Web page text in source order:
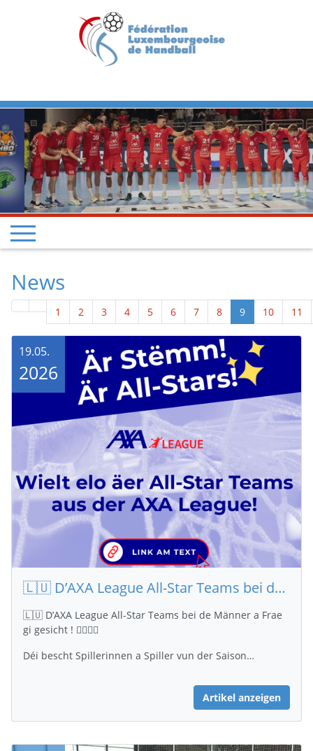
Previous Next
News
1 2 3 4 5 6 7 8 9 10 11
🇱🇺 D’AXA League All-Star Teams bei de Männer a Frae gi gesicht ! 🤾‍♂️🤾‍♀️
🇱🇺 D’AXA League All-Star Teams bei de Männer a Frae
gi gesicht ! 🤾‍♂️🤾‍♀️
Déi bescht Spillerinnen a Spiller vun der Saison…
Artikel anzeigen
19.05.
2026